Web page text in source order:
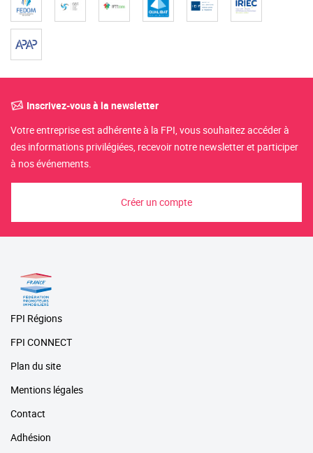
Inscrivez-vous à la newsletter
Votre entreprise est adhérente à la FPI, vous souhaitez accéder à
des informations privilégiées, recevoir notre newsletter et participer
à nos événements.
Créer un compte
FPI Régions
FPI CONNECT
Plan du site
Mentions légales
Contact
Adhésion